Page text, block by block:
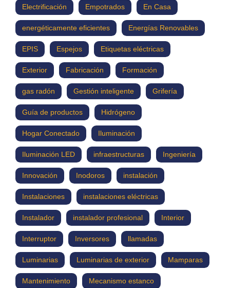
Electrificación Empotrados En Casa
energéticamente eficientes Energías Renovables
EPIS Espejos Etiquetas eléctricas
Exterior Fabricación Formación
gas radón Gestión inteligente Grifería
Guía de productos Hidrógeno
Hogar Conectado Iluminación
Iluminación LED infraestructuras Ingeniería
Innovación Inodoros instalación
Instalaciones instalaciones eléctricas
Instalador instalador profesional Interior
Interruptor Inversores llamadas
Luminarias Luminarias de exterior Mamparas
Mantenimiento Mecanismo estanco